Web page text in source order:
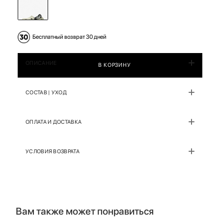
Бесплатный возврат 30 дней
В КОРЗИНУ
ОПИСАНИЕ
СОСТАВ | УХОД
ОПЛАТА И ДОСТАВКА
УСЛОВИЯ ВОЗВРАТА
Вам также может понравиться